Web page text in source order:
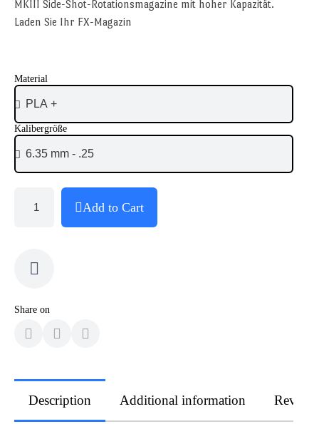
MKIII Side-Shot-Rotationsmagazine mit hoher Kapazität.
Laden Sie Ihr FX-Magazin
Material
Kalibergröße
Add to Cart
Share on
Description Additional information